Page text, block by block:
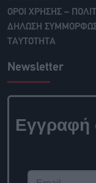
ΟΡΟΙ ΧΡΗΣΗΣ –
ΔΗΛΩΣΗ
ΤΑΥΤΟΤΗΤΑ
Newsletter